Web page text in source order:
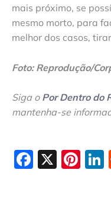
mais próximo, se
mesmo morto, para
melhor dos casos,
Foto: Reprodução/
Siga o Por Dentro do
mantenha-se
X